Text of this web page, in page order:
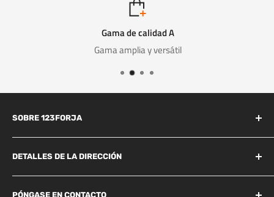
Gama de calidad A
Gama amplia y versátil
SOBRE 123FORJA
123forja tiene años de experiencia en el campo de la forja y la
fundición.
DETALLES DE LA DIRECCIÓN
Industrieweg 156B
PÓNGASE EN CONTACTO